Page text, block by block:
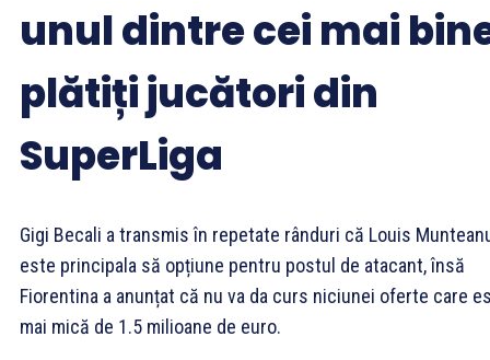
unul dintre cei mai
plătiți jucători din
SuperLiga
Gigi Becali a transmis în repetate rânduri că Louis
este principala să opțiune pentru postul de atacant, însă
Fiorentina a anunțat că nu va da curs niciunei oferte care
mai mică de 1.5 milioane de euro.